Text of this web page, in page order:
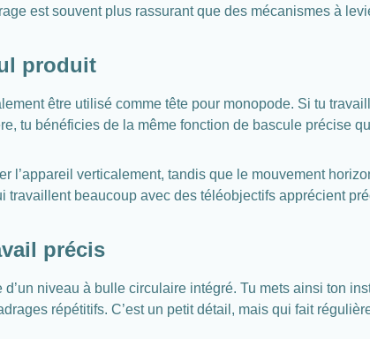
est souvent plus rassurant que des mécanismes à
produit
être utilisé comme tête pour monopode. Si tu
tu bénéficies de la même fonction de bascule précise
l’appareil verticalement, tandis que le mouvement
travaillent beaucoup avec des téléobjectifs apprécient
précis
niveau à bulle circulaire intégré. Tu mets ainsi ton
répétitifs. C’est un petit détail, mais qui fait